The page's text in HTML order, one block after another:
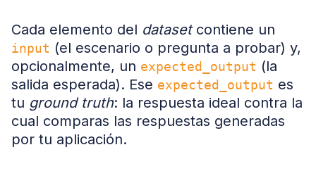
Cada elemento del datasetcontiene un
input (el escenario o pregunta a probar) y,
opcionalmente, un expected_output (la
salida esperada). Ese expected_output es
tu ground truth: la respuesta ideal contra la
cual comparas las respuestas generadas
por tu aplicación.